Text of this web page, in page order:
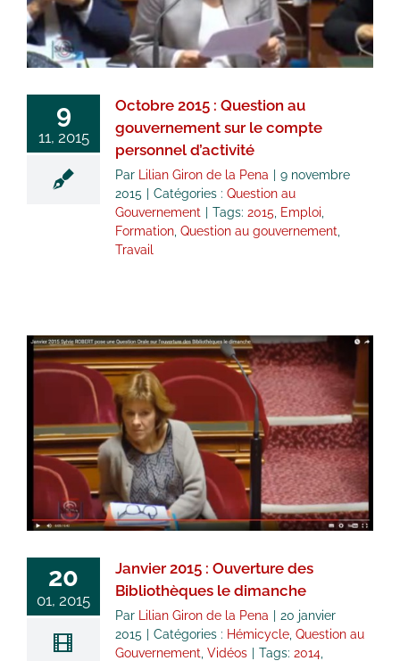
Question au Gouvernement
9
11, 2015
Octobre 2015 : Question au
gouvernement sur le compte
personnel d’activité
Par Lilian Giron de la Pena
9 novembre
2015
Catégories : Question au
Gouvernement
Tags: 2015, Emploi,
Formation, Question au gouvernement,
Travail
Janvier 2015 : Ouverture des
Bibliothèques le dimanche
Hémicycle Question au Gouvernement Vidéos
20
01, 2015
Janvier 2015 : Ouverture des
Bibliothèques le dimanche
Par Lilian Giron de la Pena
20 janvier
2015
Catégories : Hémicycle Question au
Gouvernement Vidéos Tags: 2014